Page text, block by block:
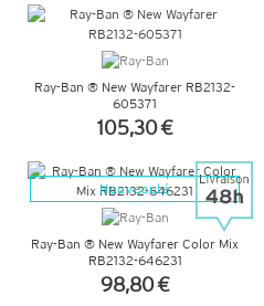
Ray-Ban ® New Wayfarer RB2132-
605371
105,30 €
Nouveauté
Ray-Ban ® New Wayfarer Color Mix
RB2132-646231
98,80 €